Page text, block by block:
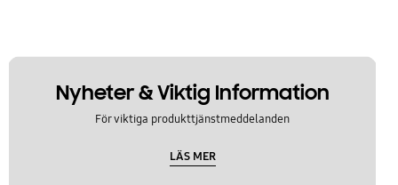
Nyheter & Viktig Information
För viktiga produkttjänstmeddelanden
LÄS MER